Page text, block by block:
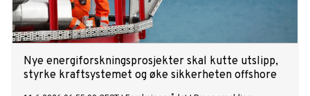
Nye energiforskningsprosjekter skal kutte utslipp,
styrke kraftsystemet og øke sikkerheten offshore